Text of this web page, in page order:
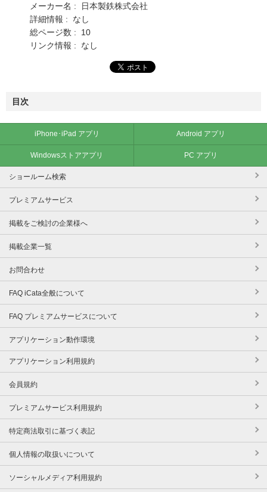
メーカー名 : 日本製鉄株式会社
詳細情報 : なし
総ページ数 : 10
リンク情報 : なし
目次
iPhone･iPad アプリ Android アプリ
Windowsストアアプリ PC アプリ
ショールーム検索
プレミアムサービス
掲載をご検討の企業様へ
掲載企業一覧
お問合わせ
FAQ iCata全般について
FAQ プレミアムサービスについて
アプリケーション動作環境
アプリケーション利用規約
会員規約
プレミアムサービス利用規約
特定商法取引に基づく表記
個人情報の取扱いについて
ソーシャルメディア利用規約